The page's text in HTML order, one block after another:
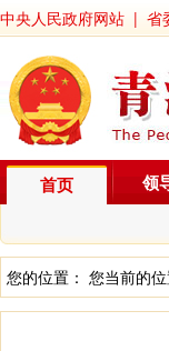
中央人民政府网站 | 省
首页 领
您的位置： 您当前的位